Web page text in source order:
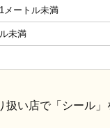
メートル未満
未満
扱い店で「シール